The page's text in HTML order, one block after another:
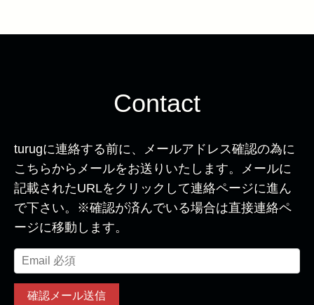
Contact
turugに連絡する前に、メールアドレス確認の為に
こちらからメールをお送りいたします。メールに
記載されたURLをクリックして連絡ページに進ん
で下さい。※確認が済んでいる場合は直接連絡ペ
ージに移動します。